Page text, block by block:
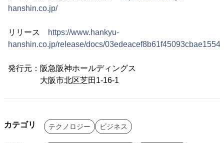
hanshin.co.jp/
リリース
https://www.hankyu-
hanshin.co.jp/release/docs/
発行元：阪急阪神ホールディングス
大阪市北区芝田1-16-1
カテゴリ テクノロジー ビジネス